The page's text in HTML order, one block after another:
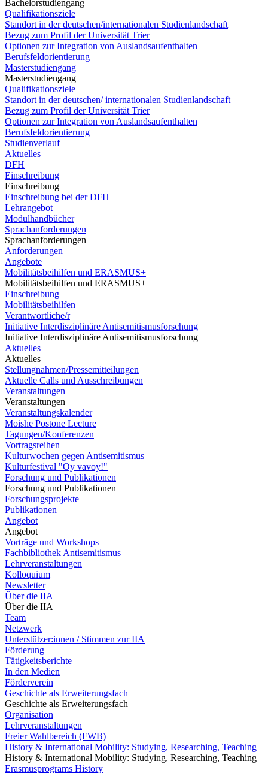
Bachelorstudiengang
Qualifikationsziele
Standort in der deutschen/internationalen Studienlandschaft
Bezug zum Profil der Universität Trier
Optionen zur Integration von Auslandsaufenthalten
Berufsfeldorientierung
Masterstudiengang
Masterstudiengang
Qualifikationsziele
Standort in der deutschen/ internationalen Studienlandschaft
Bezug zum Profil der Universität Trier
Optionen zur Integration von Auslandsaufenthalten
Berufsfeldorientierung
Studienverlauf
Aktuelles
DFH
Einschreibung
Einschreibung
Einschreibung bei der DFH
Lehrangebot
Modulhandbücher
Sprachanforderungen
Sprachanforderungen
Anforderungen
Angebote
Mobilitätsbeihilfen und ERASMUS+
Mobilitätsbeihilfen und ERASMUS+
Einschreibung
Mobilitätsbeihilfen
Verantwortliche/r
Initiative Interdisziplinäre Antisemitismusforschung
Initiative Interdisziplinäre Antisemitismusforschung
Aktuelles
Aktuelles
Stellungnahmen/Pressemitteilungen
Aktuelle Calls und Ausschreibungen
Veranstaltungen
Veranstaltungen
Veranstaltungskalender
Moishe Postone Lecture
Tagungen/Konferenzen
Vortragsreihen
Kulturwochen gegen Antisemitismus
Kulturfestival "Oy vavoy!"
Forschung und Publikationen
Forschung und Publikationen
Forschungsprojekte
Publikationen
Angebot
Angebot
Vorträge und Workshops
Fachbibliothek Antisemitismus
Lehrveranstaltungen
Kolloquium
Newsletter
Über die IIA
Über die IIA
Team
Netzwerk
Unterstützer:innen / Stimmen zur IIA
Förderung
Tätigkeitsberichte
In den Medien
Förderverein
Geschichte als Erweiterungsfach
Geschichte als Erweiterungsfach
Organisation
Lehrveranstaltungen
Freier Wahlbereich (FWB)
History & International Mobility: Studying, Researching, Teaching
History & International Mobility: Studying, Researching, Teaching
Erasmusprograms History